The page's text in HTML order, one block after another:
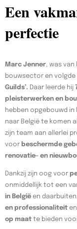
Een
perfectie
Marc Jenner, was
bouwsector en volgde
Guilds’. Daar leerde hij
pleisterwerken en
hebben opgebouwd in
naar België te komen
zijn team aan allerlei
voor beschermde
renovatie- en
Dankzij zijn oog voor
onmiddellijk tot een
in België en
en professionaliteit
op maat te bieden